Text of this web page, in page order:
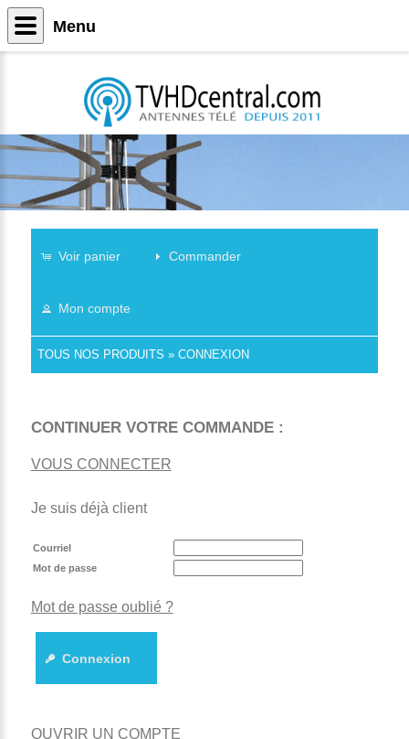
Voir panier Commander
Mon compte
TOUS NOS PRODUITS » CONNEXION
CONTINUER VOTRE COMMANDE :
VOUS CONNECTER
Je suis déjà client
Courriel
Mot de passe
Mot de passe oublié ?
Connexion
OUVRIR UN COMPTE
Menu